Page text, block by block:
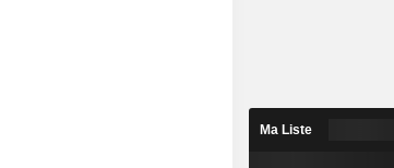
Ma Liste